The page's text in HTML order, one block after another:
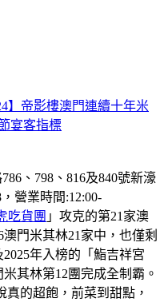
】帝影樓澳門連續十年米
宴客指標
、798、816及840號新濠
營業時間:12:00-
吃貨團 」攻克的第21家澳
門米其林21家中，也僅剩
年入榜的「鮨吉祥宮
其林第12團完成全制霸。
的超飽，前菜到甜點，